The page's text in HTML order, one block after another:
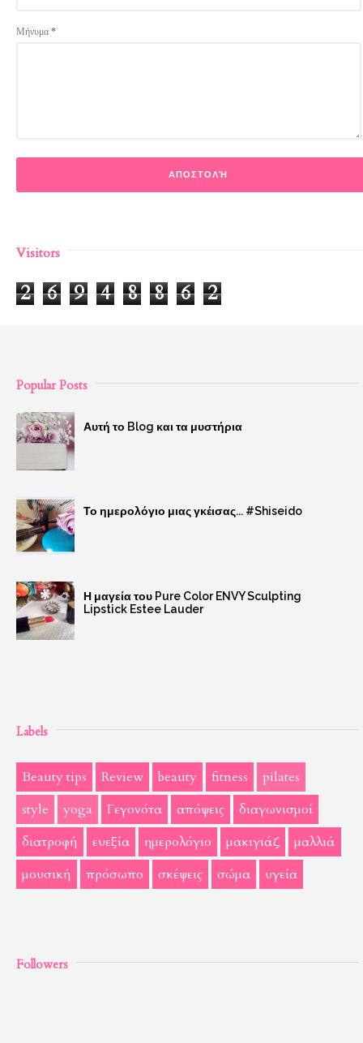
Μήνυμα *
Visitors
2 6 9 4 8 8 6 2
Popular Posts
Αυτή το Blog και τα μυστήρια
Το ημερολόγιο μιας γκέισας... #Shiseido
Η μαγεία του Pure Color ENVY Sculpting
Lipstick Estee Lauder
Labels
Beauty tips Review beauty fitness
pilates
style
yoga Γεγονότα απόψεις
διαγωνισμοί
διατροφή
ευεξία ημερολόγιο μακιγιάζ
μαλλιά
μουσική
πρόσωπο σκέψεις σώμα υγεία
Followers